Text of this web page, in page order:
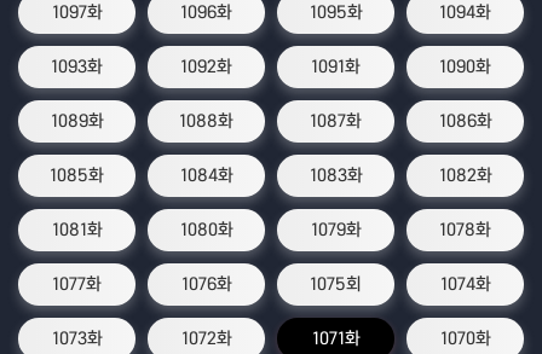
1097화 1096화 1095화 1094화
1093화 1092화 1091화 1090화
1089화 1088화 1087화 1086화
1085화 1084화 1083화 1082화
1081화 1080화 1079화 1078화
1077화 1076화 1075회 1074화
1073화 1072화 1071화 1070화